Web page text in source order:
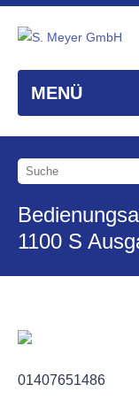
MENÜ
1100 S
01407651486